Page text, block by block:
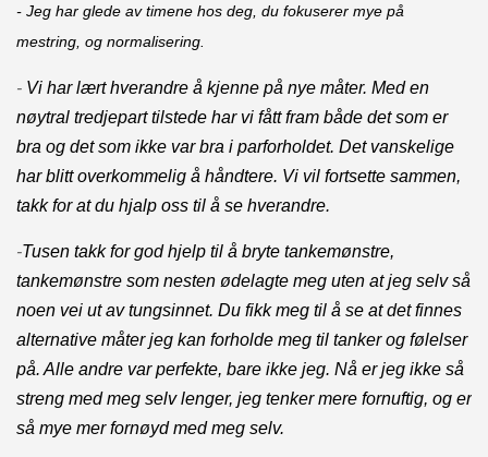
- Jeg har glede av timene hos deg, du fokuserer mye på
mestring, og normalisering.
- Vi har lært hverandre å kjenne på nye måter. Med en
nøytral tredjepart tilstede har vi fått fram både det som er
bra og det som ikke var bra i parforholdet. Det vanskelige
har blitt overkommelig å håndtere. Vi vil fortsette sammen,
takk for at du hjalp oss til å se hverandre.
-Tusen takk for god hjelp til å bryte tankemønstre,
tankemønstre som nesten ødelagte meg uten at jeg selv så
noen vei ut av tungsinnet. Du fikk meg til å se at det finnes
alternative måter jeg kan forholde meg til tanker og følelser
på. Alle andre var perfekte, bare ikke jeg. Nå er jeg ikke så
streng med meg selv lenger, jeg tenker mere fornuftig, og er
så mye mer fornøyd med meg selv.